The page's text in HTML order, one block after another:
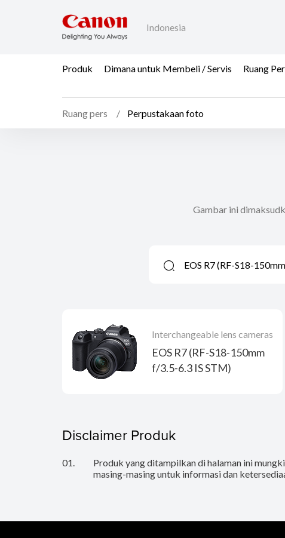
Indonesia
Produk Dimana untuk Membeli / Servis Ruang
Ruang pers Perpustakaan foto
Gambar ini
Interchangeable lens cameras
EOS R7 (RF-S18-150mm
f/3.5-6.3 IS STM)
Disclaimer Produk
01.
Produk yang ditampilkan di halaman ini
masing-masing untuk informasi dan